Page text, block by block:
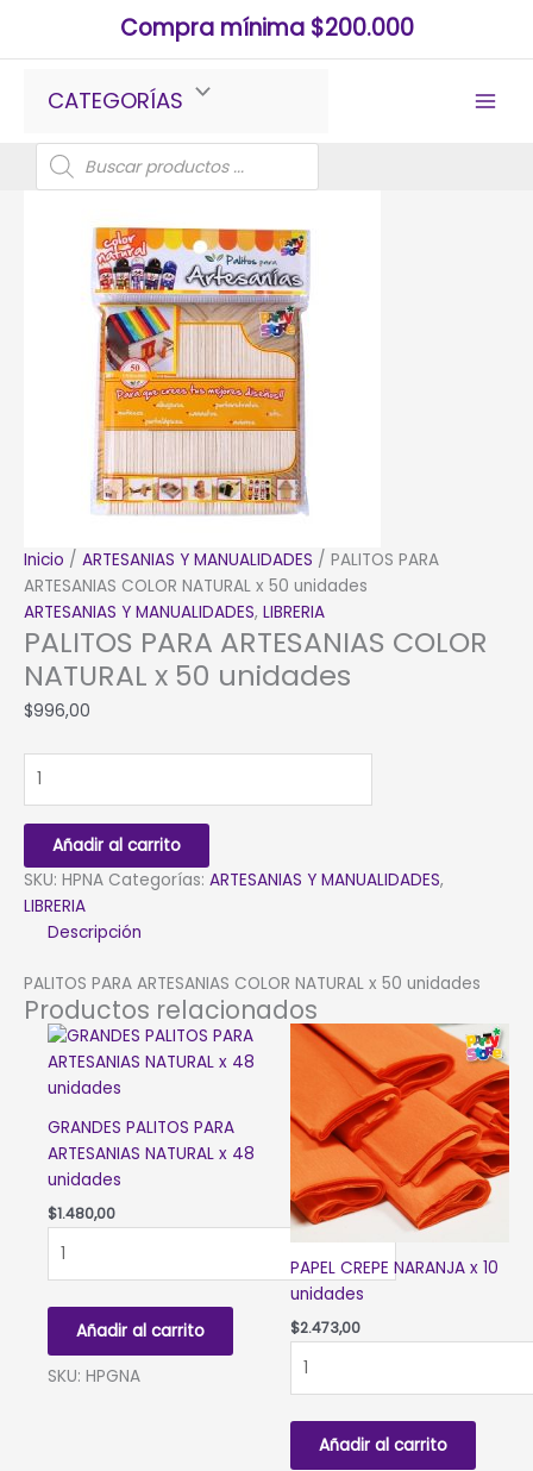
contenido
Compra mínima $200.000
CATEGORÍAS
Búsqueda
de
productos
Inicio / ARTESANIAS Y MANUALIDADES / PALITOS PARA
ARTESANIAS COLOR NATURAL x 50 unidades
ARTESANIAS Y MANUALIDADES, LIBRERIA
PALITOS PARA ARTESANIAS COLOR
NATURAL x 50 unidades
$996,00
PARA
COLOR
NATURAL
x
cantidad
Añadir al carrito
SKU: HPNA Categorías: ARTESANIAS Y MANUALIDADES,
LIBRERIA
Descripción
PALITOS PARA ARTESANIAS COLOR NATURAL x 50 unidades
Productos relacionados
GRANDES PALITOS PARA
ARTESANIAS NATURAL x 48
unidades
$1.480,00
PALITOS
ARTESANIAS
NATURAL
x
Añadir al carrito
SKU: HPGNA
PAPEL CREPE NARANJA x 10
unidades
$2.473,00
CREPE
Añadir al carrito